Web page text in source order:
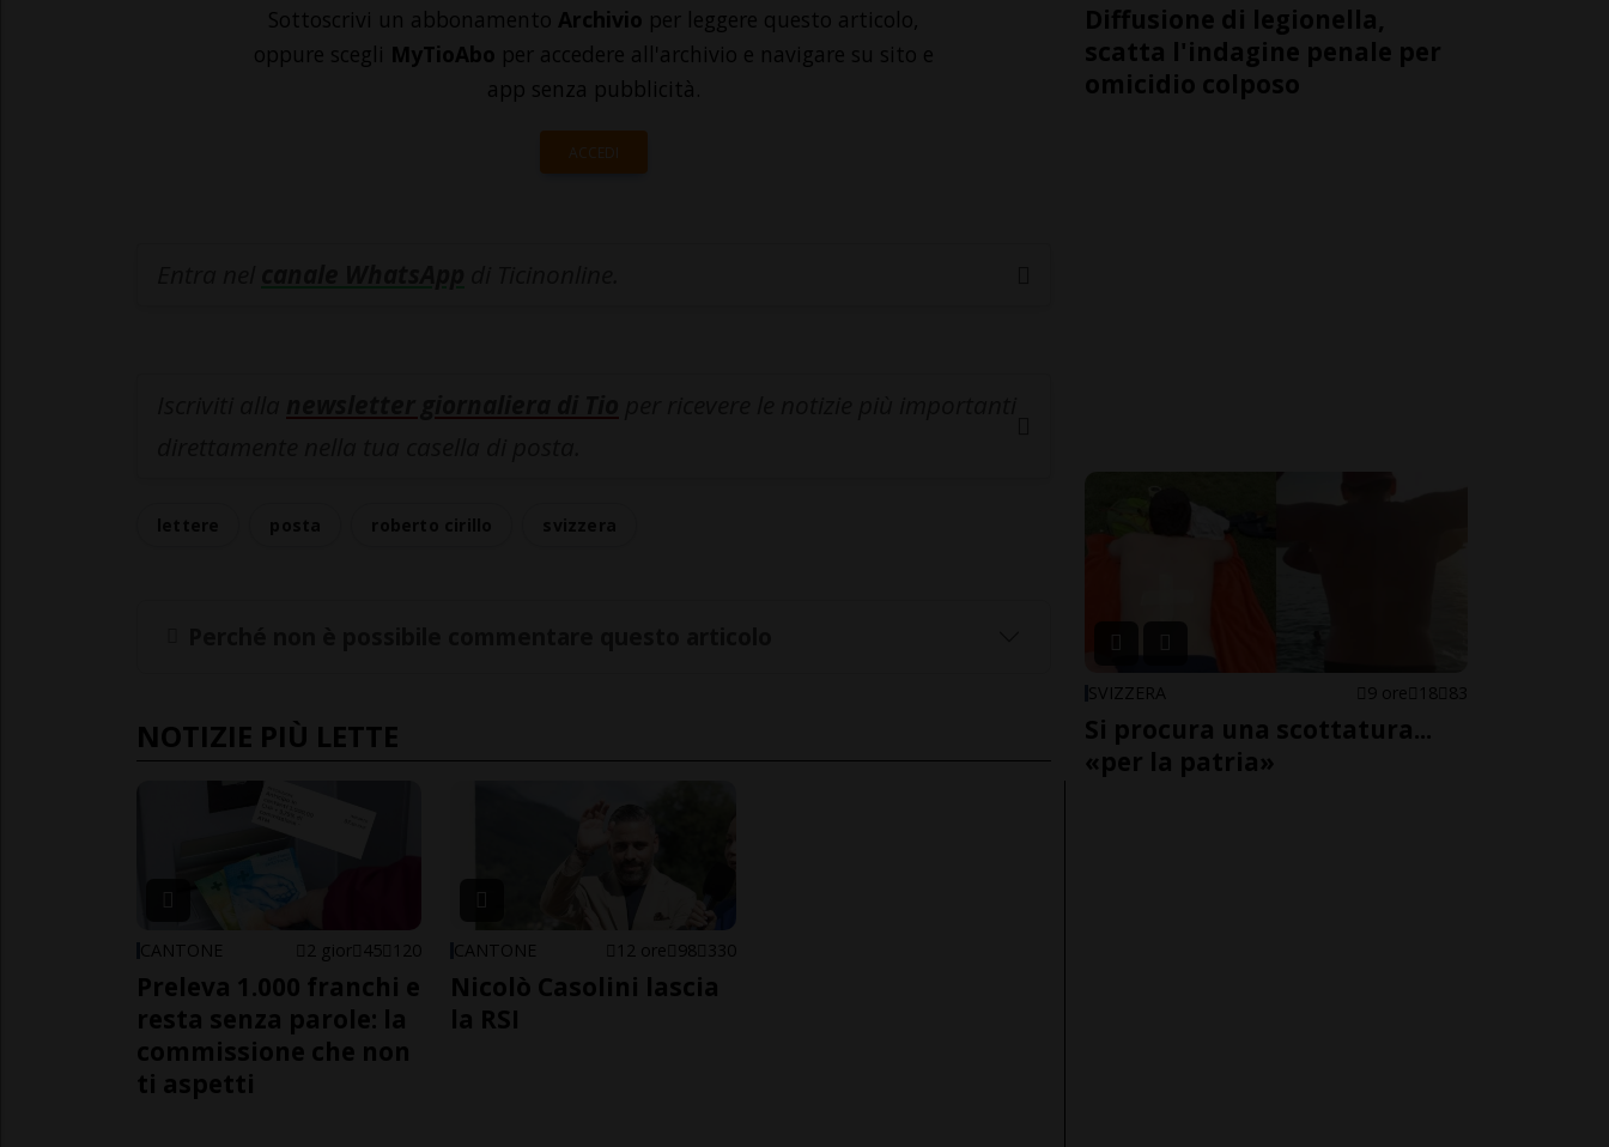
Sottoscrivi un abbonamento Archivio per leggere questo articolo,
oppure scegli MyTioAbo per accedere all'archivio e navigare su sito e
app senza pubblicità.
ACCEDI
NOTIZIE PIÙ LETTE
CANTONE 2 gior 45 120
Preleva 1.000 franchi e
resta senza parole: la
commissione che non
ti aspetti
CANTONE 12 ore 98 330
Nicolò Casolini lascia
la RSI
Diffusione di legionella,
scatta l'indagine penale per
omicidio colposo
SVIZZERA 9 ore 18 83
Si procura una scottatura...
«per la patria»